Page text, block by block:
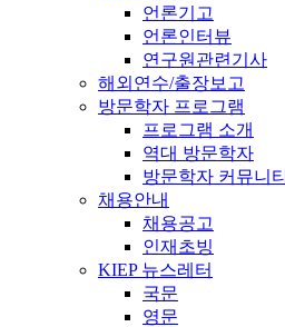
언론기고
언론인터뷰
연구원관련기사
해외연수/출장보고
방문학자 프로그램
프로그램 소개
역대 방문학자
방문학자 커뮤니티
채용안내
채용공고
인재초빙
KIEP 뉴스레터
국문
영문